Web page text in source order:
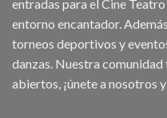
entradas para el Cine
entorno encantador.
torneos deportivos y
danzas. Nuestra
abiertos, ¡únete a nosotros